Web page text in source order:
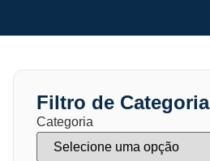
Filtro de Categoria
Categoria